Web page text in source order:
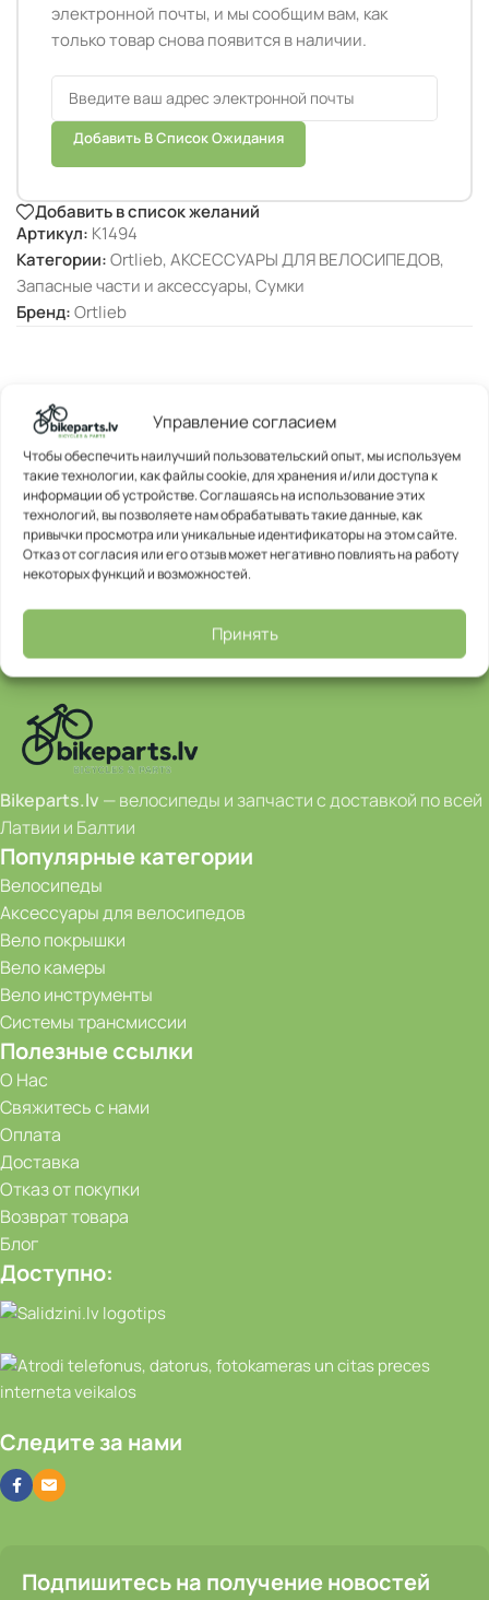
Управление согласием
Чтобы обеспечить наилучший пользовательский опыт, мы используем
такие технологии, как файлы cookie, для хранения и/или доступа к
информации об устройстве. Соглашаясь на использование этих
технологий, вы позволяете нам обрабатывать такие данные, как
привычки просмотра или уникальные идентификаторы на этом сайте.
Отказ от согласия или его отзыв может негативно повлиять на работу
некоторых функций и возможностей.
Принять
электронной почты, и мы сообщим вам, как
только товар снова появится в наличии.
Добавить В Список Ожидания
Добавить в список желаний
Артикул: K1494
Категории:Ortlieb,АКСЕССУАРЫ ДЛЯ ВЕЛОСИПЕДОВ,
Запасные части и аксессуары,Сумки
Бренд:Ortlieb
ОПИСАНИЕ
Bikeparts.lv — велосипеды и запчасти с доставкой по всей
Латвии и Балтии
Популярные категории
Велосипеды
Аксессуары для велосипедов
Вело покрышки
Вело камеры
Вело инструменты
Системы трансмиссии
Полезные ссылки
О Нас
Свяжитесь с нами
Оплата
Доставка
Отказ от покупки
Возврат товара
Блог
Доступно:
Следите за нами
Подпишитесь на получение новостей